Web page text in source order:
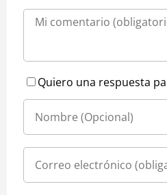
Quiero una respuesta